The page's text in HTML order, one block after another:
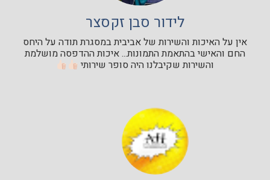
לידור סבן זקסצר
אין על האיכות והשירות של אביבית במסגרת תודה על היחס
החם והאישי בהתאמת התמונות... איכות ההדפסה מושלמת
והשירות שקיבלנו היה סופר שירותי